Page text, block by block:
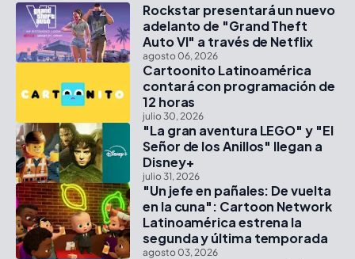
Rockstar presentará un nuevo
adelanto de "Grand Theft
Auto VI" a través de Netflix
agosto 06, 2026
Cartoonito Latinoamérica
contará con programación de
12 horas
julio 30, 2026
"La gran aventura LEGO" y "El
Señor de los Anillos" llegan a
Disney+
julio 31, 2026
"Un jefe en pañales: De vuelta
en la cuna": Cartoon Network
Latinoamérica estrena la
segunda y última temporada
agosto 03, 2026